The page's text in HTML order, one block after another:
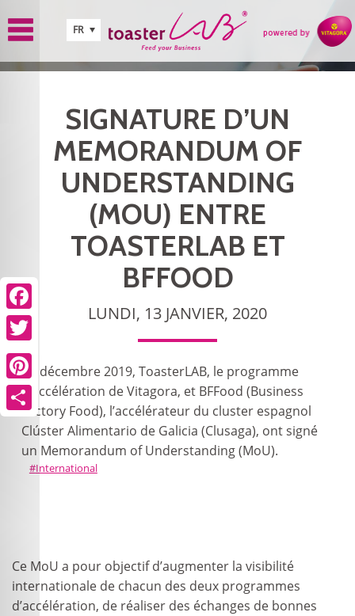
FR
SIGNATURE D’UN
MEMORANDUM OF
UNDERSTANDING
(MOU) ENTRE
TOASTERLAB ET
BFFOOD
LUNDI, 13 JANVIER, 2020
En décembre 2019, ToasterLAB, le programme
d’accélération de Vitagora, et BFFood (Business
Factory Food), l’accélérateur du cluster espagnol
Clúster Alimentario de Galicia (Clusaga), ont signé
un Memorandum of Understanding (MoU).
International
Ce MoU a pour objectif d’augmenter la visibilité
internationale de chacun des deux programmes
d’accélération, de réaliser des échanges de bonnes
Facebook
Twitter
Pinterest
Share